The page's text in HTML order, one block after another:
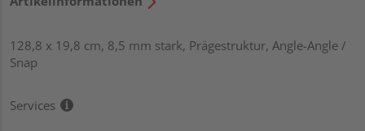
128,8 x 19,8 cm, 8,5 mm stark, Prägestruktur, Angle-Angle /
Snap
Services